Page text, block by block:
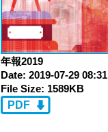
年報2019
Date: 2019-07-29 08:31
File Size: 1589KB
PDF